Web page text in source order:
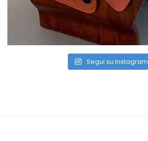
Segui su Instagram